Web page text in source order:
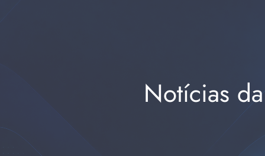
Notícias